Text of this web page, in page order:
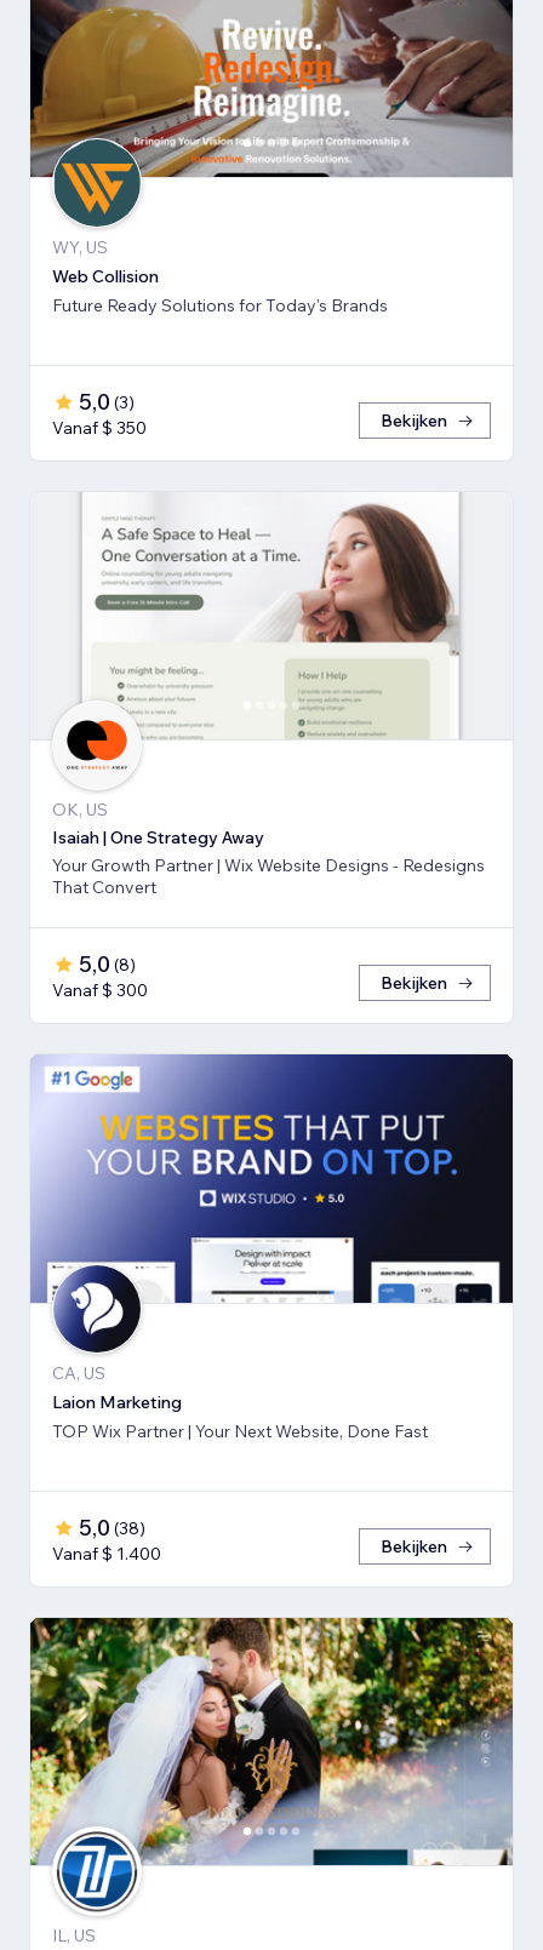
WY, US
Web Collision
Future Ready Solutions for Today's Brands
5,0 (3)
Vanaf $ 350
Bekijken
OK, US
Isaiah | One Strategy Away
Your Growth Partner | Wix Website Designs - Redesigns
That Convert
5,0 (8)
Vanaf $ 300
Bekijken
CA, US
Laion Marketing
TOP Wix Partner | Your Next Website, Done Fast
5,0 (38)
Vanaf $ 1.400
Bekijken
IL, US